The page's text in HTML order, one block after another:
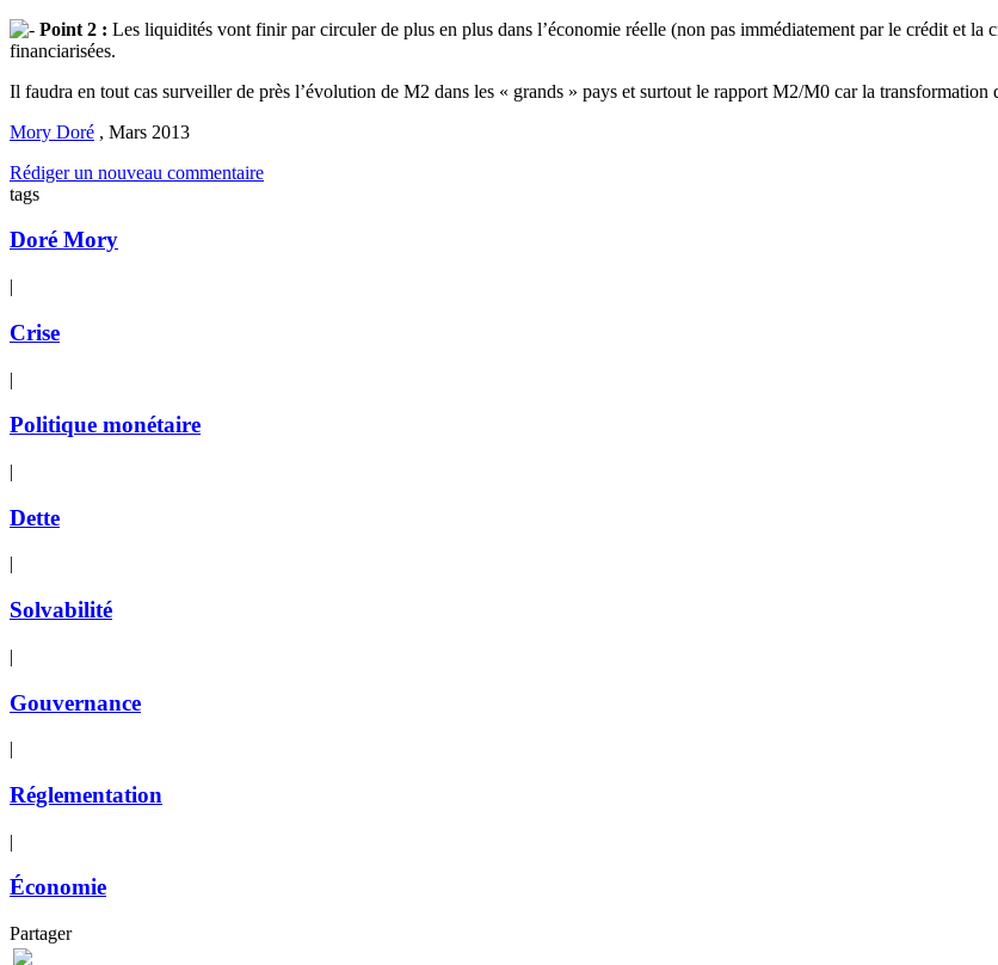
Point 2 : Les liquidités vont finir par circuler de plus en plus dans l’économie réelle (non pas immédiatement par le crédit et la
financiarisées.
Il faudra en tout cas surveiller de près l’évolution de M2 dans les « grands » pays et surtout le rapport M2/M0 car la
Mory Doré , Mars 2013
Rédiger un nouveau commentaire
tags
Doré Mory
|
Crise
|
Politique monétaire
|
Dette
|
Solvabilité
|
Gouvernance
|
Réglementation
|
Économie
Partager